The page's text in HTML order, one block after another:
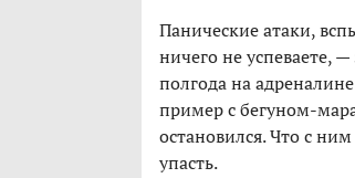
Панические атаки,
ничего не успеваете,
полгода на
пример с бегуном-
остановился. Что с
упасть.